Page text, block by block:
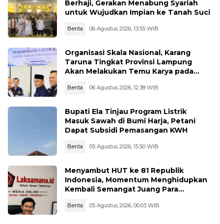
Berhaji, Gerakan Menabung Syariah
untuk Wujudkan Impian ke Tanah Suci
Berita 06 Agustus 2026, 13:55 WIB
Organisasi Skala Nasional, Karang
Taruna Tingkat Provinsi Lampung
Akan Melakukan Temu Karya pada
Berita 06 Agustus 2026, 12:38 WIB
Bupati Ela Tinjau Program Listrik
Masuk Sawah di Bumi Harja, Petani
Dapat Subsidi Pemasangan KWH
Berita 05 Agustus 2026, 15:50 WIB
Menyambut HUT ke 81 Republik
Indonesia, Momentum Menghidupkan
Kembali Semangat Juang Para
Berita 05 Agustus 2026, 00:03 WIB